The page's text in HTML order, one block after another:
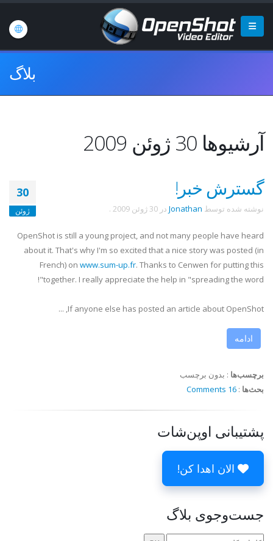
بلاگ
آرشیوها 30 ژوئن 2009
30
ژوئن
گسترش خبر!
نوشته شده توسط Jonathan در 30 ژوئن 2009 .
OpenShot is still a young project, and not many people have heard
about it. That's why I'm so excited that a nice story was posted (in
French) on www.sum-up.fr. Thanks to Cenwen for putting this
together. I really appreciate the help in "spreading the word"!
If anyone else has posted an article about OpenShot, ...
ادامه
برچسب‌ها : بدون برچسب
بحث‌ها :
16 Comments
پشتیبانی اوپن‌شات
الان اهدا کن!
جست‌وجوی بلاگ